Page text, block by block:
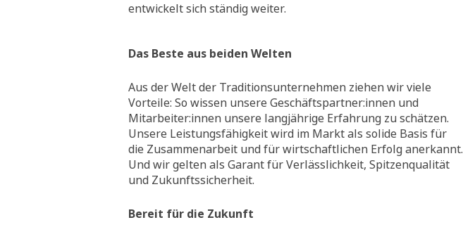
entwickelt sich ständig weiter.
Das Beste aus beiden Welten
Aus der Welt der Traditionsunternehmen ziehen wir viele
Vorteile: So wissen unsere Geschäftspartner:innen und
Mitarbeiter:innen unsere langjährige Erfahrung zu schätzen.
Unsere Leistungsfähigkeit wird im Markt als solide Basis für
die Zusammenarbeit und für wirtschaftlichen Erfolg anerkannt.
Und wir gelten als Garant für Verlässlichkeit, Spitzenqualität
und Zukunftssicherheit.
Bereit für die Zukunft